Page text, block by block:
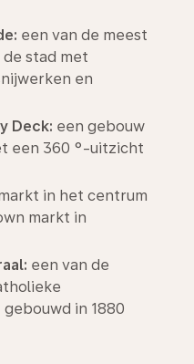
een van de meest
stad met
en
Deck: een gebouw
een 360 °-uitzicht
in het centrum
markt in
een van de
in 1880